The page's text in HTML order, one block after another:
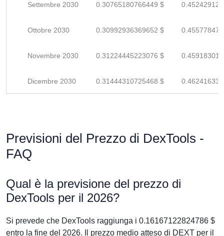
Settembre 2030 0.30765180766449 $
Ottobre 2030 0.30992936369652 $
Novembre 2030 0.31224445223076 $
Dicembre 2030 0.31444310725468 $
Previsioni del Prezzo di DexTools -
FAQ
Qual è la previsione del prezzo di
DexTools per il 2026?
Si prevede che DexTools raggiunga i 0.16167122824786 $
entro la fine del 2026. Il prezzo medio atteso di DEXT per il